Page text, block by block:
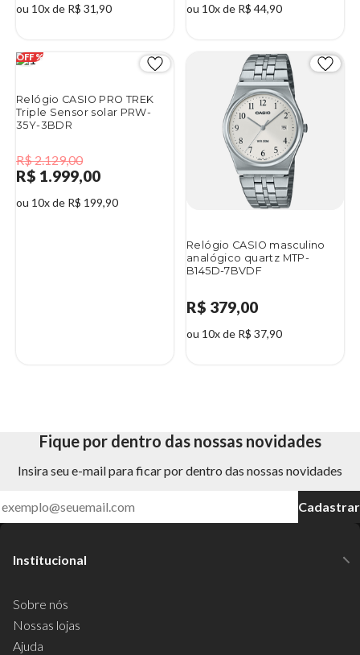
ou 10x de R$ 31,90 ou 10x de R$ 44,90
Relógio CASIO PRO TREK
Triple Sensor solar PRW-
35Y-3BDR
R$ 2.129,00
R$ 1.999,00
ou 10x de R$ 199,90
Relógio CASIO masculino
analógico quartz MTP-
B145D-7BVDF
R$ 379,00
ou 10x de R$ 37,90
Fique por dentro das nossas novidades
Insira seu e-mail para ficar por dentro das nossas novidades
Cadastrar
Institucional
Sobre nós
Nossas lojas
Ajuda